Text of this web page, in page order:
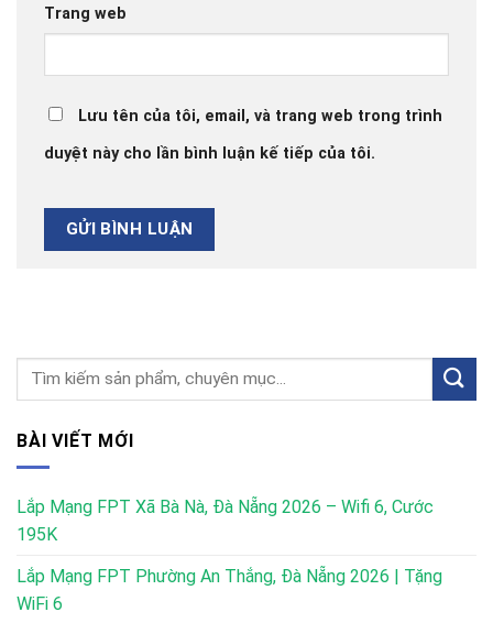
Trang web
Lưu tên của tôi, email, và trang web trong trình
duyệt này cho lần bình luận kế tiếp của tôi.
BÀI VIẾT MỚI
Lắp Mạng FPT Xã Bà Nà, Đà Nẵng 2026 – Wifi 6, Cước
195K
Lắp Mạng FPT Phường An Thắng, Đà Nẵng 2026 | Tặng
WiFi 6